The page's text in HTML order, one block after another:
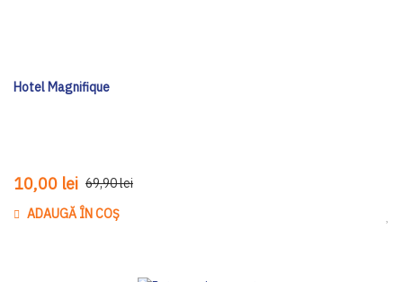
Hotel Magnifique
10,00 lei 69,90 lei
ADAUGĂ ÎN COȘ